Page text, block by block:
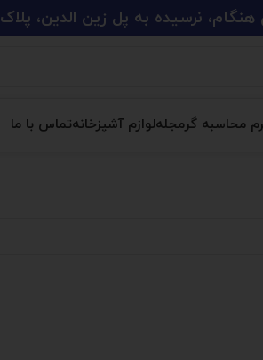
نرسیده به پل زین الدین، پلاک 708، فروشگاه ایما
محاسبه گرمجلهلوازم آشپزخانهتماس با ما